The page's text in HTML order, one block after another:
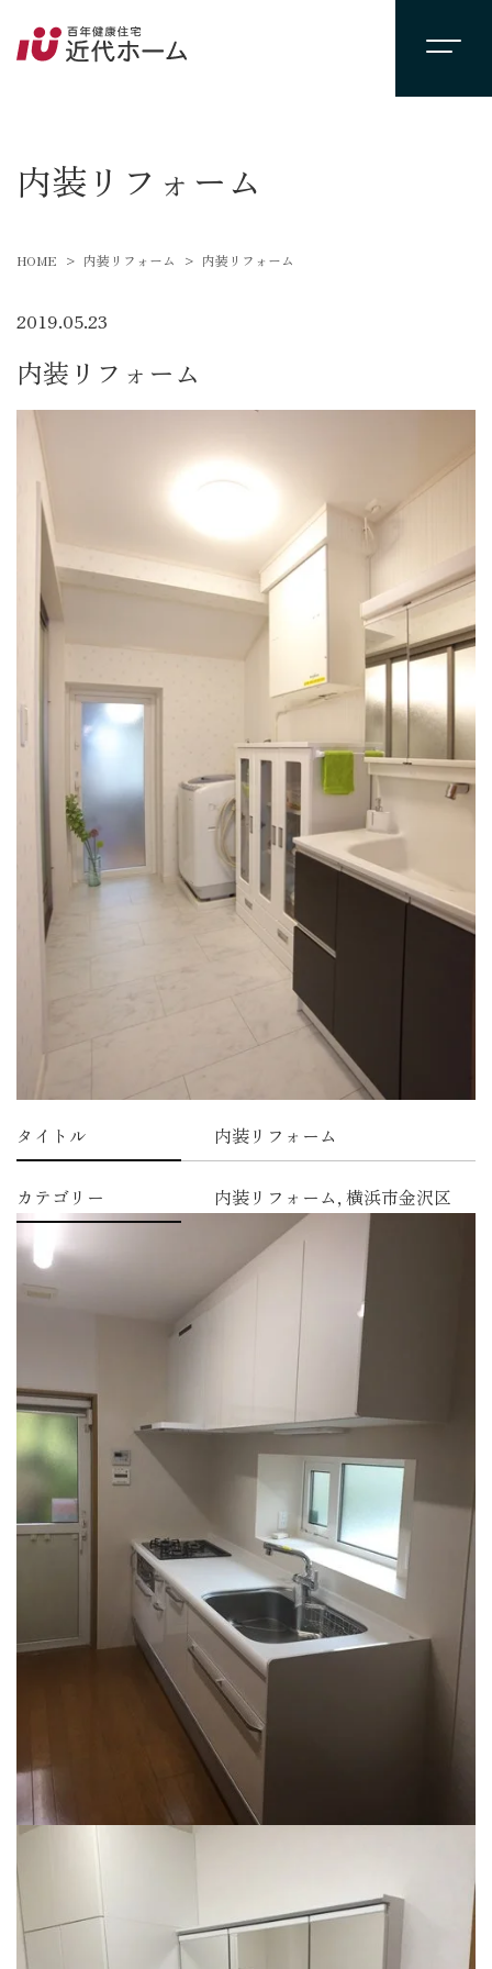
内装リフォーム
HOME 内装リフォーム 内装リフォーム
2019.05.23
内装リフォーム
タイトル 内装リフォーム
カテゴリー 内装リフォーム, 横浜市金沢区